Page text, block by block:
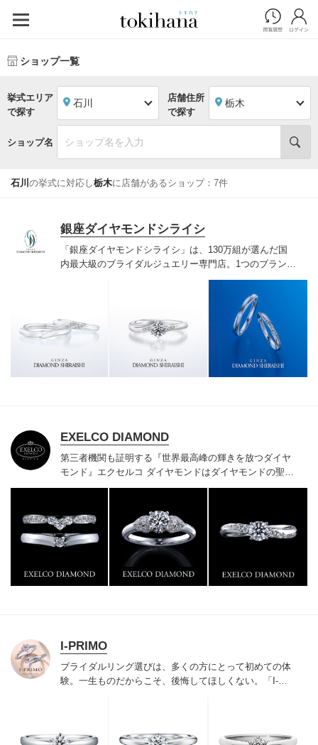
ショップ一覧
挙式エリア
で探す
石川
店舗住所
で探す
栃木
ショップ名
石川 の挙式に対応し栃木に店舗があるショップ：7件
銀座ダイヤモンドシライシ
「銀座ダイヤモンドシライシ」は、130万組が選んだ国
内最大級のブライダルジュエリー専門店。1つのブランド
では国内最大級の700種類以上の豊富なデザインを取り
揃え、ふたりの「似合う」と「好き」を同時に叶えた満
足の選択ができる指輪をご提案しています。多くのお客
様にご満足いただけている、一生身に着けるための指輪
のクオリティや購入後のアフターサービスをぜひ一度店
頭でお確かめください。
EXELCO DIAMOND
第三者機関も証明する『世界最高峰の輝きを放つダイヤ
モンド』 エクセルコ ダイヤモンドはダイヤモンドの聖地
ベルギー発祥で200年以上の歴史がある真のカッターズ
門店としてリングのデザインや品質にもこだわっていま
す。おふたりに本物の輝きを一生身に着けていただきた
い想いで「ヴァージン・ダイヤモンド」「ハードプラチ
ナ」「保証内容」にこだわっています。
I-PRIMO
ブライダルリング選びは、多くの方にとって初めての体
験。一生ものだからこそ、後悔してほしくない。「I-
でお待ちしております。リング選びの最初の一歩をご一